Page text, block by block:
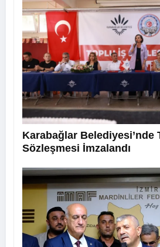
Karabağlar Belediyesi’nde
Sözleşmesi İmzalandı